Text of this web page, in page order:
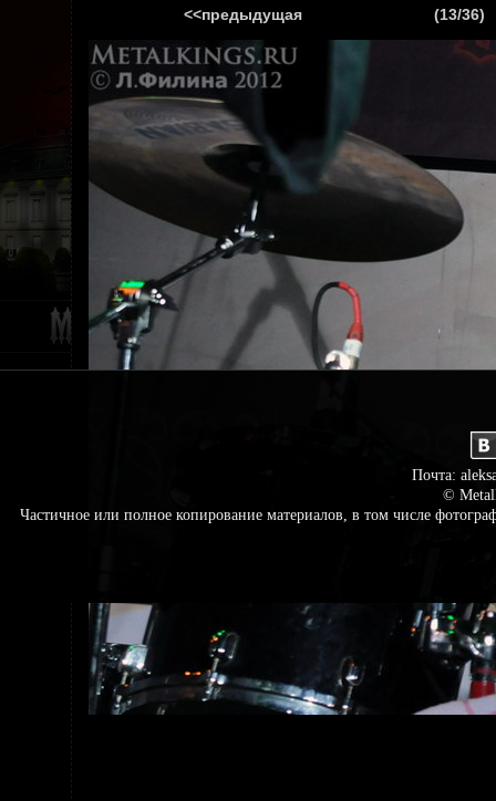
ГЛАВНАЯ
<<предыдущая (13/36)
Почта:
©
Частичное или полное копирование материалов, в том числе